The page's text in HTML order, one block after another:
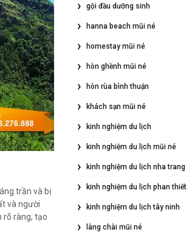
trần và bị
và người
rõ ràng, tạo
gội đầu dưỡng sinh
hanna beach mũi né
homestay mũi né
hòn ghềnh mũi né
hòn rùa bình thuận
khách sạn mũi né
kinh nghiệm du lịch
kinh nghiệm du lịch mũi né
kinh nghiệm du lịch nha trang
kinh nghiệm du lịch phan thiết
kinh nghiệm du lịch tây ninh
làng chài mũi né